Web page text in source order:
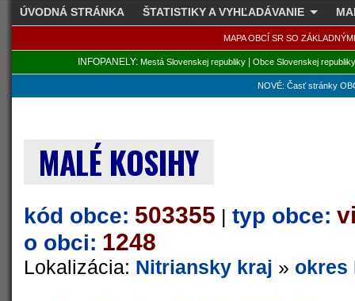
ÚVODNÁ STRÁNKA ŠTATISTIKY A VYHĽADÁVANIE
MAPA OBCÍ SR SO
INFOPANELY: Mestá Slovenskej republiky| Obce Slovenskej republiky
NOVÉ: Časť stránky
MALÉ KOSIHY
kód obce: 503355 | typ obce:
o obci: 1248
Lokalizácia: Nitriansky kraj » okres